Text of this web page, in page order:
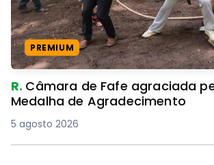
PREMIUM
R. Câmara de Fafe agraciada pelo
Medalha de Agradecimento
5 agosto 2026